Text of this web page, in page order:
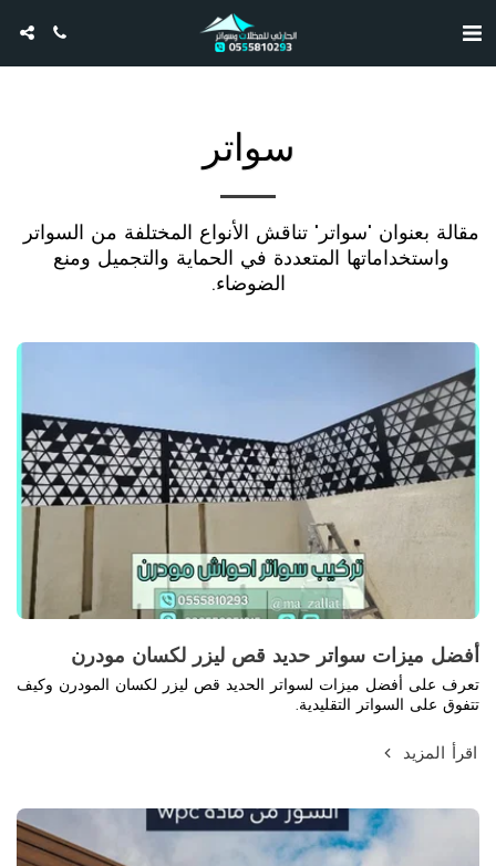
سواتر
الضوضاء.
أفضل ميزات سواتر حديد قص ليزر لكسان مودرن
تعرف على أفضل ميزات لسواتر الحديد قص ليزر لكسان المودرن وكيف
تتفوق على السواتر التقليدية.
اقرأ المزيد